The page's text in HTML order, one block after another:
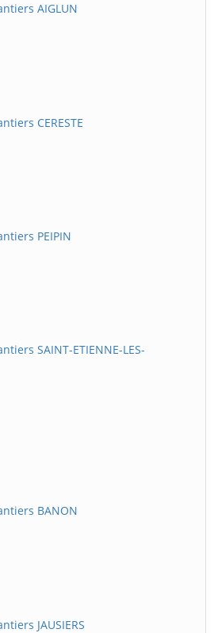
AIGLUN
CERESTE
PEIPIN
SAINT-ETIENNE-LES-
BANON
JAUSIERS